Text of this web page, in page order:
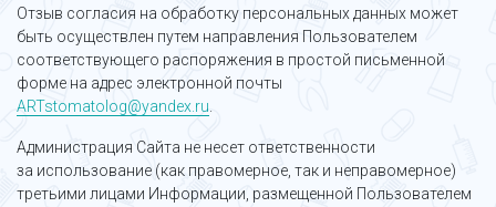
Отзыв согласия на обработку персональных данных может
быть осуществлен путем направления Пользователем
соответствующего распоряжения в простой письменной
форме на адрес электронной почты
ARTstomatolog@yandex.ru
Администрация Сайта не несет ответственности
за использование (как правомерное, так и неправомерное)
третьими лицами Информации, размещенной Пользователем